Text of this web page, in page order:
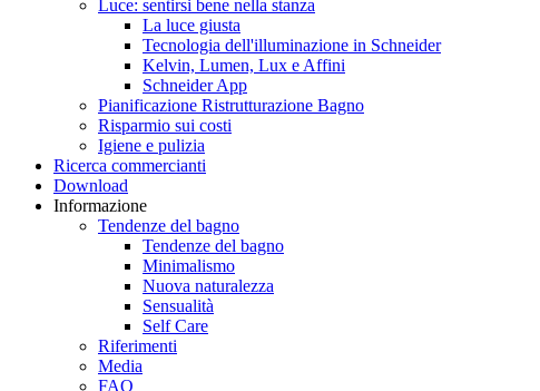
Luce: sentirsi bene nella stanza
La luce giusta
Tecnologia dell'illuminazione in Schneider
Kelvin, Lumen, Lux e Affini
Schneider App
Pianificazione Ristrutturazione Bagno
Risparmio sui costi
Igiene e pulizia
Ricerca commercianti
Download
Informazione
Tendenze del bagno
Tendenze del bagno
Minimalismo
Nuova naturalezza
Sensualità
Self Care
Riferimenti
Media
FAQ